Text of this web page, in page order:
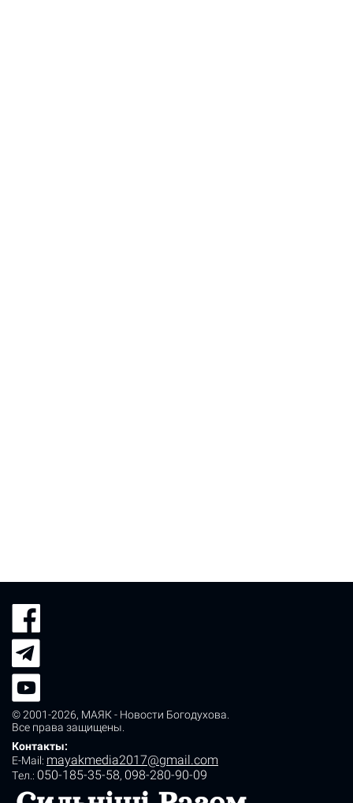
© 2001-2026, МАЯК - Новости Богодухова
Все права защищены.
Контакты:
E-Mail: mayakmedia2017@gmail.com
Tел.: 050-185-35-58, 098-280-90-09